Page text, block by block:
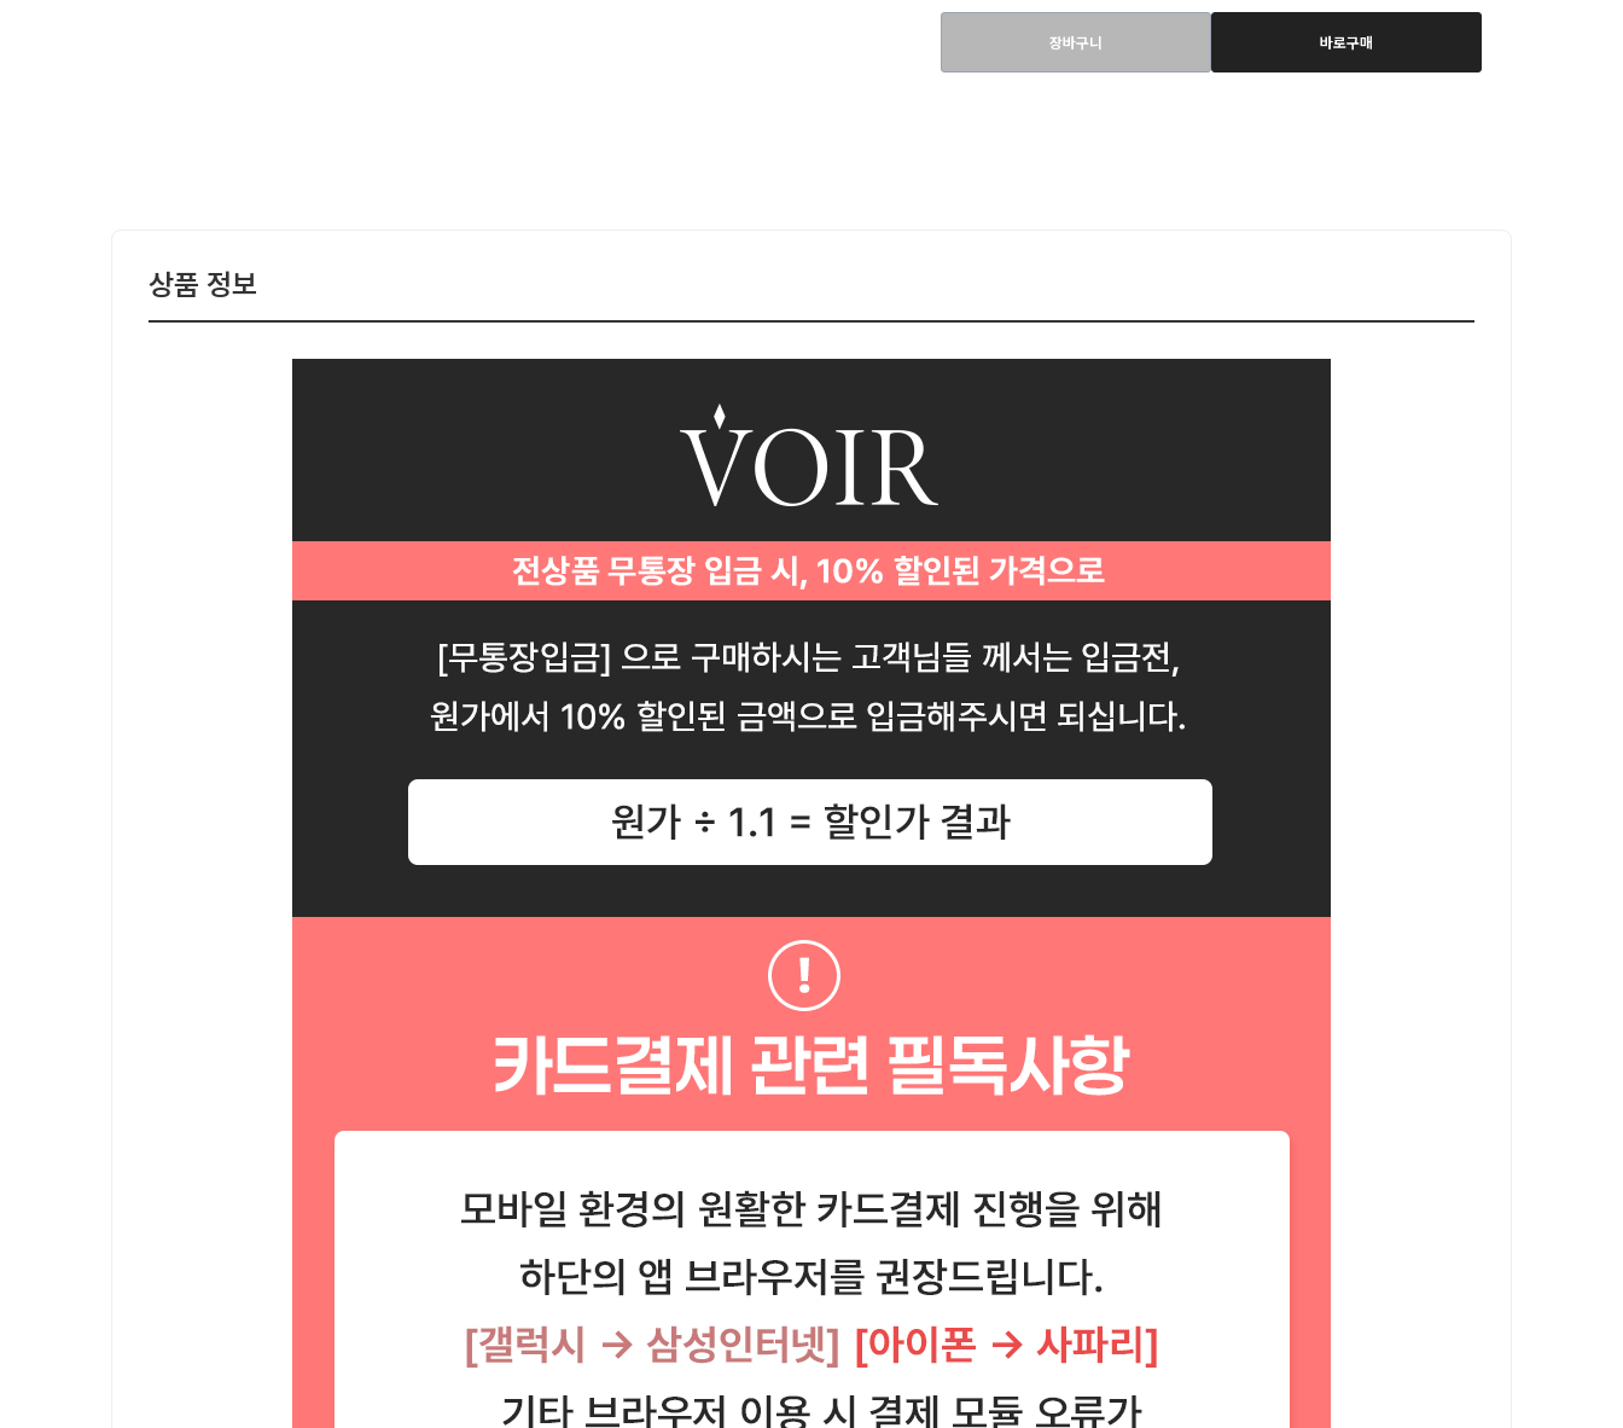
장바구니 바로구매
상품 정보